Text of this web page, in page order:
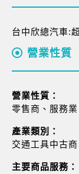
台中欣總汽車:
營業性質
營業性質：
零售商、服務
產業類別：
交通工具中古
主要商品服務：